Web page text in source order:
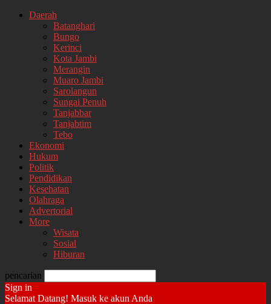
Daerah
Batanghari
Bungo
Kerinci
Kota Jambi
Merangin
Muaro Jambi
Sarolangun
Sungai Penuh
Tanjabbar
Tanjabtim
Tebo
Ekonomi
Hukum
Politik
Pendidikan
Kesehatan
Olahraga
Advertorial
More
Wisata
Sosial
Hiburan
pencarian
Sign in
Selamat Datang! Masuk ke akun Anda